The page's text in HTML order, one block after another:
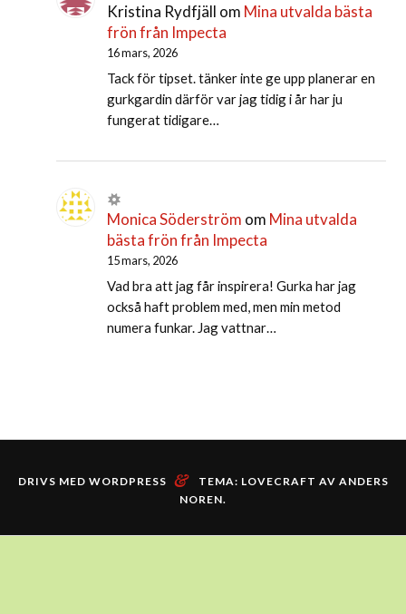
Kristina Rydfjäll om Mina utvalda bästa
frön från Impecta
16 mars, 2026
Tack för tipset. tänker inte ge upp planerar en
gurkgardin därför var jag tidig i år har ju
fungerat tidigare…
Monica Söderström om Mina utvalda
bästa frön från Impecta
15 mars, 2026
Vad bra att jag får inspirera! Gurka har jag
också haft problem med, men min metod
numera funkar. Jag vattnar…
DRIVS MED WORDPRESS & TEMA: LOVECRAFT AV ANDERS
NOREN.